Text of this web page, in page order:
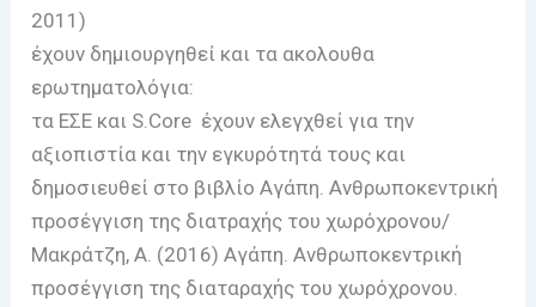
2011)
έχουν δημιουργηθεί και τα ακολουθα
ερωτηματολόγια:
τα ΕΣΕ και S.Core έχουν ελεγχθεί για την
αξιοπιστία και την εγκυρότητά τους και
δημοσιευθεί στο βιβλίο Αγάπη. Ανθρωποκεντρική
προσέγγιση της διατραχής του χωρόχρονου/
Μακράτζη, Α. (2016) Αγάπη. Ανθρωποκεντρική
προσέγγιση της διαταραχής του χωρόχρονου.